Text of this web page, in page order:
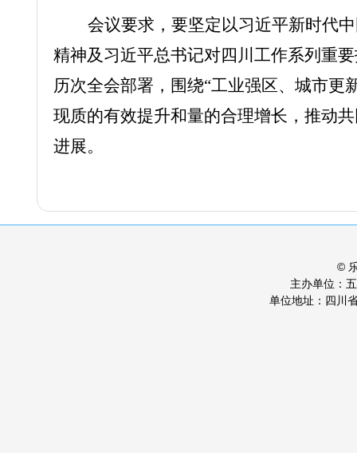
会议要求，要坚定以习近平新时代
精神及习近平总书记对四川工作系列重
历次全会部署，围绕“工业强区、城市更
现质的有效提升和量的合理增长，推动
进展。
©
主办单位：
单位地址：四川